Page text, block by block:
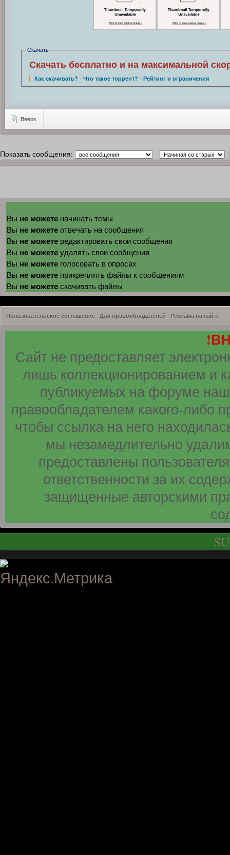
Скачать
Скачать бесплатно и на максимальной
Как скачивать? ·Что такое торрент? ·Рейтинг и ограничения
Вверх
Показать сообщения:
Вы не можете начинать темы
Вы не можете отвечать на сообщения
Вы не можете редактировать свои сообщения
Вы не можете удалять свои сообщения
Вы не можете голосовать в опросах
Вы не можете прикреплять файлы к сообщениям
Вы не можете скачивать файлы
Пользовательское соглашение Для правообладателей Реклама на сайте
Сайт не предоставляет
лишь коллекционированием и
публикуемых на форуме
правообладателем какого-либо
чтобы ссылка на него
мы незамедлительно
предоставлены
ответственности за их
защищенные авторскими